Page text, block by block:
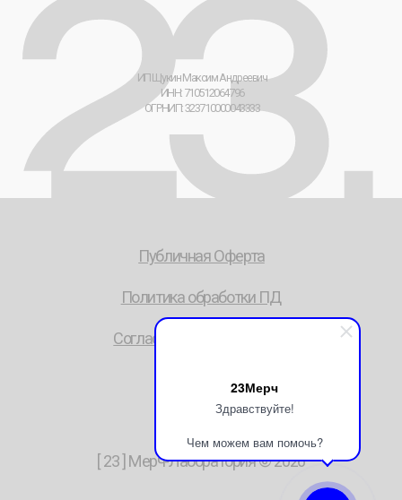
23Мерч
Здравствуйте!
Чем можем вам помочь?
[ 23 ] Мерч-Лаборатория © 2026